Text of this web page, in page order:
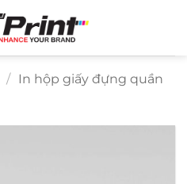
/ In hộp giấy đựng quần